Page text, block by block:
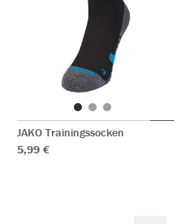
JAKO Trainingssocken
5,99 €